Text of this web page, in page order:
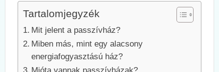
Tartalomjegyzék
Mit jelent a passzívház?
Miben más, mint egy alacsony
energiafogyasztású ház?